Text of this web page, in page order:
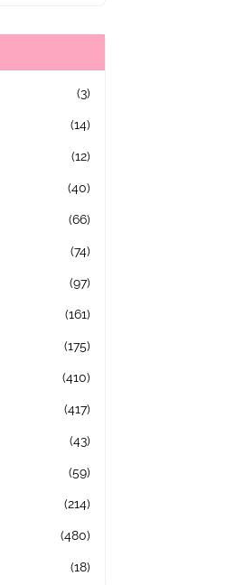
(3)
(14)
(12)
(40)
(66)
(74)
(97)
(161)
(175)
(410)
(417)
(43)
(59)
(214)
(480)
(18)